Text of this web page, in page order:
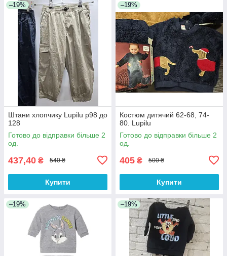
–19%
Штани хлопчику Lupilu р98 до
128
Готово до відправки більше 2
од.
437,40 ₴ 540 ₴
Купити
–19%
Костюм дитячий 62-68, 74-
80. Lupilu
Готово до відправки більше 2
од.
405 ₴ 500 ₴
Купити
–19% –19%